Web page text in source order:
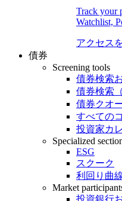
Track your
Watchlist,
アクセス
債券
Screening tools
債券検索
債券検索
債券クオ
すべての
投資家カ
Specialized
ESG
スクーク
利回り曲
Market
投資銀行